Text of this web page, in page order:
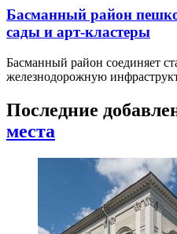
Басманный район
сады и арт-кластеры
Басманный район соединяет
железнодорожную
Последние
места